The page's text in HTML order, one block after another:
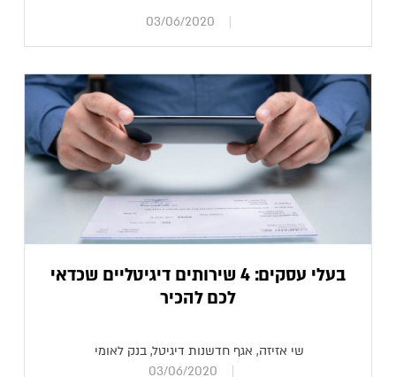
03/06/2020
בעלי עסקים: 4 שירותים דיגיטליים שכדאי
לכם להכיר
שי אזיזה, אגף חדשנות דיגיטל, בנק לאומי
03/06/2020